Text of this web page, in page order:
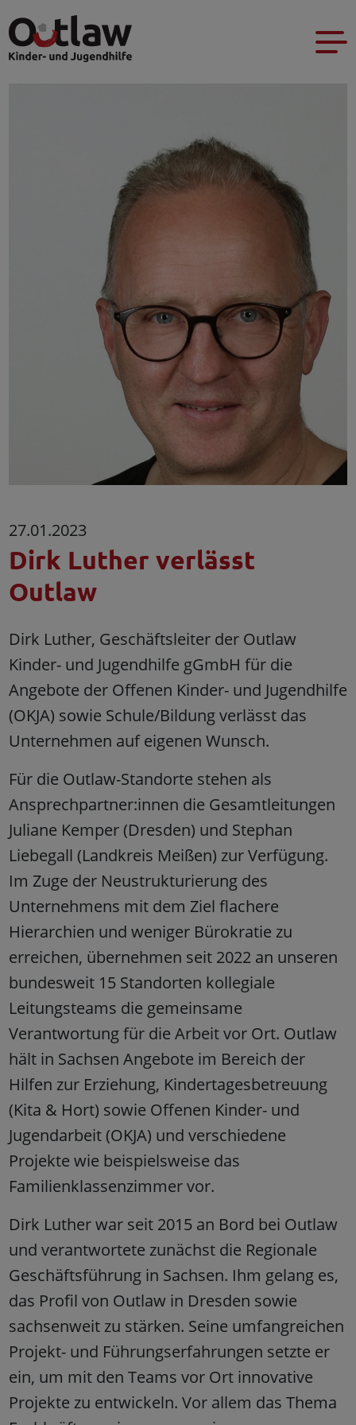
27.01.2023
Dirk Luther verlässt
Outlaw
Dirk Luther, Geschäftsleiter der Outlaw
Kinder- und Jugendhilfe gGmbH für die
Angebote der Offenen Kinder- und Jugendhilfe
(OKJA) sowie Schule/Bildung verlässt das
Unternehmen auf eigenen Wunsch.
Für die Outlaw-Standorte stehen als
Ansprechpartner:innen die Gesamtleitungen
Juliane Kemper (Dresden) und Stephan
Liebegall (Landkreis Meißen) zur Verfügung.
Im Zuge der Neustrukturierung des
Unternehmens mit dem Ziel flachere
Hierarchien und weniger Bürokratie zu
erreichen, übernehmen seit 2022 an unseren
bundesweit 15 Standorten kollegiale
Leitungsteams die gemeinsame
Verantwortung für die Arbeit vor Ort. Outlaw
hält in Sachsen Angebote im Bereich der
Hilfen zur Erziehung, Kindertagesbetreuung
(Kita & Hort) sowie Offenen Kinder- und
Jugendarbeit (OKJA) und verschiedene
Projekte wie beispielsweise das
Familienklassenzimmer vor.
Dirk Luther war seit 2015 an Bord bei Outlaw
und verantwortete zunächst die Regionale
Geschäftsführung in Sachsen. Ihm gelang es,
das Profil von Outlaw in Dresden sowie
sachsenweit zu stärken. Seine umfangreichen
Projekt- und Führungserfahrungen setzte er
ein, um mit den Teams vor Ort innovative
Projekte zu entwickeln. Vor allem das Thema